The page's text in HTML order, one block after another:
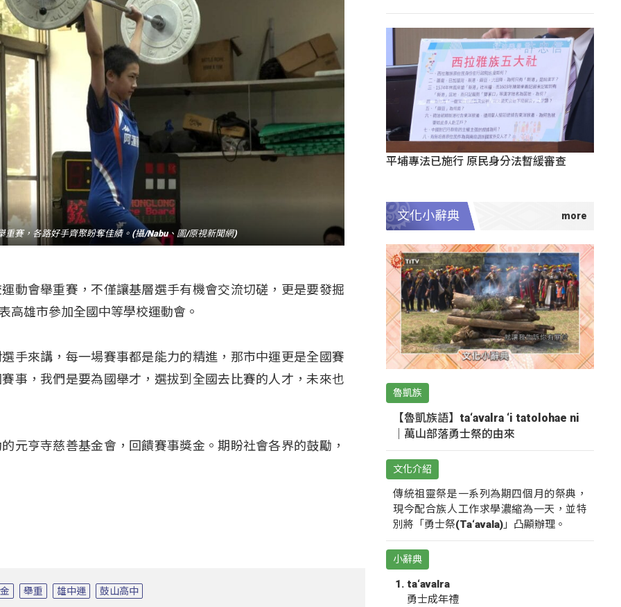
重賽，各路好手齊聚盼奪佳績。(攝/Nabu、圖/原視新聞網)
動會舉重賽，不僅讓基層選手有機會交流切磋，更是要發掘
高雄市參加全國中等學校運動會。
手來講，每一場賽事都是能力的精進，那市中運更是全國賽
事，我們是要為國舉才，選拔到全國去比賽的人才，未來也
元亨寺慈善基金會，回饋賽事獎金。期盼社會各界的鼓勵，
舉重 雄中運 鼓山高中
平埔專法已施行 原民身分法暫緩審查
文化小辭典
魯凱族
【魯凱族語】ta‘avalra ‘i tatolohae ni
｜萬山部落勇士祭的由來
文化介紹
傳統祖靈祭是一系列為期四個月的祭典，
現今配合族人工作求學濃縮為一天，並特
別將「勇士祭(Ta‘avala)」凸顯辦理。
小辭典
ta‘avalra
勇士成年禮